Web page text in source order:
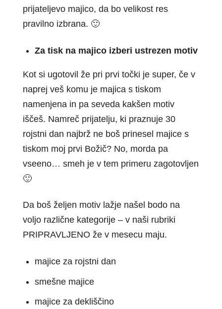
prijateljevo majico, da bo velikost res
pravilno izbrana. 🙂
Za tisk na majico izberi ustrezen motiv
Kot si ugotovil že pri prvi točki je super, če v
naprej veš komu je majica s tiskom
namenjena in pa seveda kakšen motiv
iščeš. Namreč prijatelju, ki praznuje 30
rojstni dan najbrž ne boš prinesel majice s
tiskom moj prvi Božič? No, morda pa
vseeno… smeh je v tem primeru zagotovljen
🙂
Da boš željen motiv lažje našel bodo na
voljo različne kategorije – v naši rubriki
PRIPRAVLJENO že v mesecu maju.
majice za rojstni dan
smešne majice
majice za dekliščino